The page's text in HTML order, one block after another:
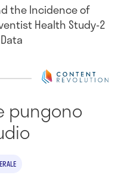
the Incidence of
Health Study-2
pungono